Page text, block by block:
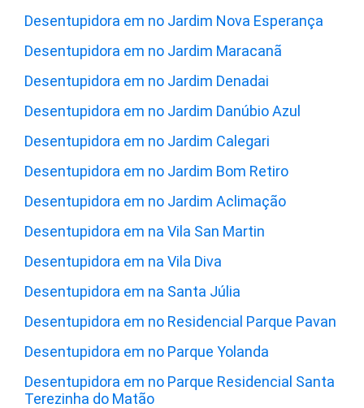
Desentupidora em no Jardim Nova Esperança
Desentupidora em no Jardim Maracanã
Desentupidora em no Jardim Denadai
Desentupidora em no Jardim Danúbio Azul
Desentupidora em no Jardim Calegari
Desentupidora em no Jardim Bom Retiro
Desentupidora em no Jardim Aclimação
Desentupidora em na Vila San Martin
Desentupidora em na Vila Diva
Desentupidora em na Santa Júlia
Desentupidora em no Residencial Parque Pavan
Desentupidora em no Parque Yolanda
Desentupidora em no Parque Residencial Santa
Terezinha do Matão